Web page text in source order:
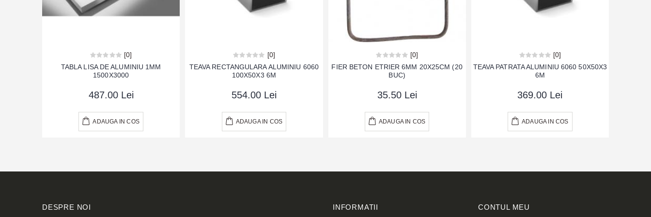
[0]
TABLA LISA DE ALUMINIU 1MM
1500X3000
487.00 Lei
ADAUGA IN COS
[0]
TEAVA RECTANGULARA ALUMINIU 6060
100X50X3 6M
554.00 Lei
ADAUGA IN COS
[0]
FIER BETON ETRIER 6MM 20X25CM (20
BUC)
35.50 Lei
ADAUGA IN COS
[0]
TEAVA PATRATA ALUMINIU 6060 50X50X3
6M
369.00 Lei
ADAUGA IN COS
DESPRE NOI INFORMATII CONTUL MEU